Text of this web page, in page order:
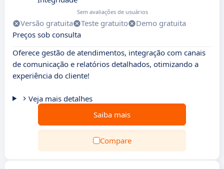
Sem avaliações de usuários
Versão gratuita Teste gratuito
Demo gratuita
Preços sob consulta
Oferece gestão de atendimentos, integração com canais
de comunicação e relatórios detalhados, otimizando a
experiência do cliente!
Veja mais detalhes
Saiba mais
Compare